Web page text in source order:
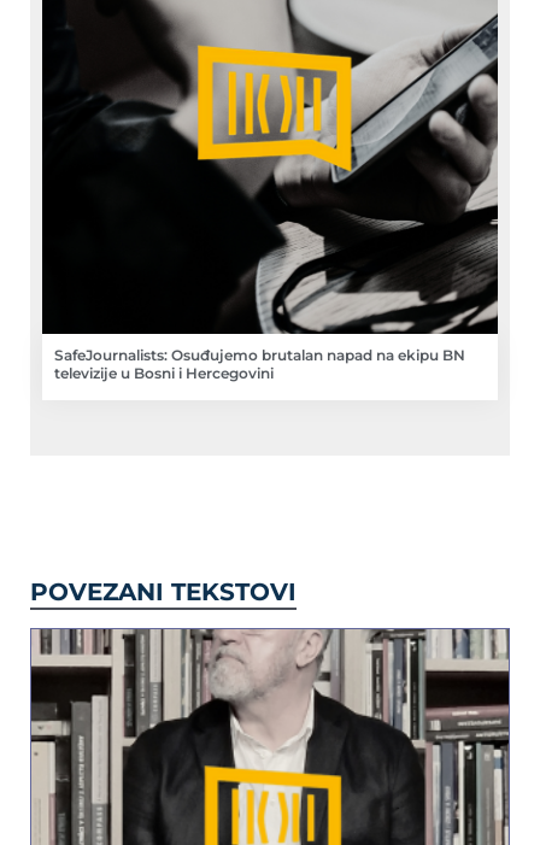
SafeJournalists: Osuđujemo brutalan napad na ekipu BN
televizije u Bosni i Hercegovini
POVEZANI TEKSTOVI